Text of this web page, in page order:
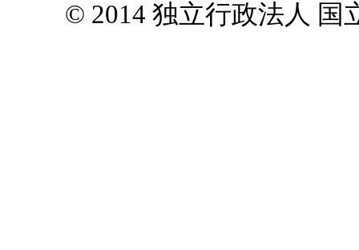
© 2014 独立行政法人 国